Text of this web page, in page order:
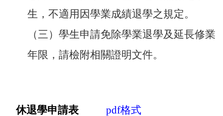
生，不適用因學業成績退學之規定。
（三）學生申請免除學業退學及延長修業
年限，請檢附相關證明文件。
休退學申請表 pdf格式